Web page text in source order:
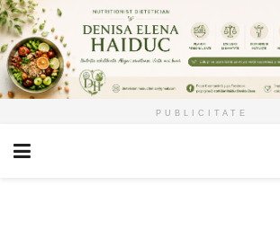
PUBLICITATE